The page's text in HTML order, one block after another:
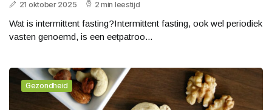
21 oktober 2025 2 min leestijd
Wat is intermittent fasting?Intermittent fasting, ook wel periodiek
vasten genoemd, is een eetpatroo...
Gezondheid